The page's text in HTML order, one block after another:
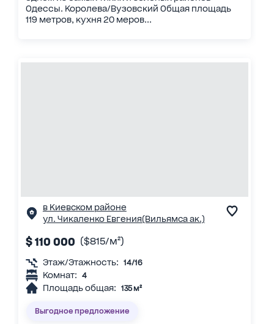
Одессы. Королева/Вузовский Общая площадь
119 метров, кухня 20 меров...
в Киевском районе
ул. Чикаленко Евгения(Вильямса ак.)
$ 110 000 ($815/м²)
Этаж/Этажность: 14/16
Комнат: 4
Площадь общая: 135 м²
Выгодное предложение